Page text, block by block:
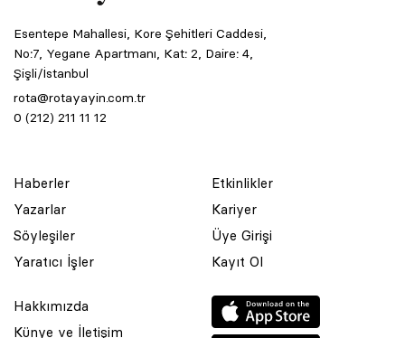
Esentepe Mahallesi, Kore Şehitleri Caddesi,
No:7, Yegane Apartmanı, Kat: 2, Daire: 4,
Şişli/İstanbul
rota@rotayayin.com.tr
0 (212) 211 11 12
Haberler
Yazarlar
Söyleşiler
Yaratıcı İşler
Etkinlikler
Kariyer
Üye Girişi
Kayıt Ol
Hakkımızda
Künye ve İletişim